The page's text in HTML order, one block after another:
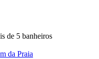
de 5 banheiros
da Praia